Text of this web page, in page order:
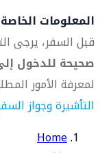
المعلومات
قبل السفر، يرجى
صحيحة للدخول
لمعرفة الأمور
التأشيرة وجواز
Home